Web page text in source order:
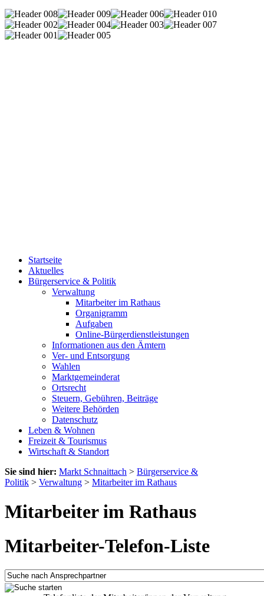
Startseite
Aktuelles
Bürgerservice & Politik
Verwaltung
Mitarbeiter im Rathaus
Organigramm
Aufgaben
Online-Bürgerdienstleistungen
Informationen aus den Ämtern
Ver- und Entsorgung
Wahlen
Marktgemeinderat
Ortsrecht
Steuern, Gebühren, Beiträge
Weitere Behörden
Datenschutz
Leben & Wohnen
Freizeit & Tourismus
Wirtschaft & Standort
Sie sind hier: Markt Schnaittach > Bürgerservice &
Politik > Verwaltung > Mitarbeiter im Rathaus
Mitarbeiter im Rathaus
Mitarbeiter-Telefon-Liste